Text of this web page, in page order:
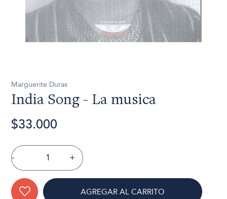
Marguerite Duras
India Song - La musica
$33.000
- +
AGREGAR AL CARRITO